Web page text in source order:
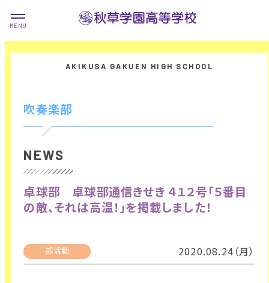
吹奏楽部
NEWS
卓球部 卓球部通信きせき ４１２号「５番目
の敵、それは高温！」を掲載しました！
部活動 2020.08.24（月）